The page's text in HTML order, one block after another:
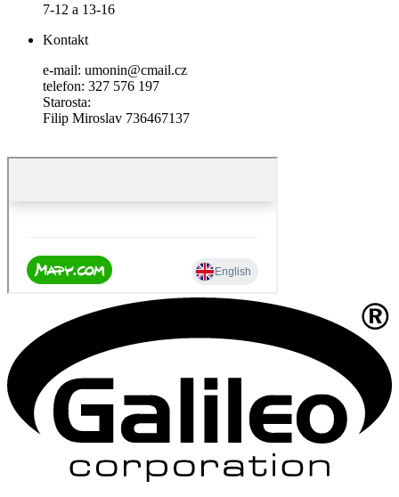
7-12 a 13-16
Kontakt
e-mail: umonin@cmail.cz
telefon: 327 576 197
Starosta:
Filip Miroslav 736467137